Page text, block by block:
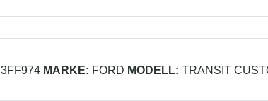
3FF974 MARKE: FORD MODELL: TRANSIT